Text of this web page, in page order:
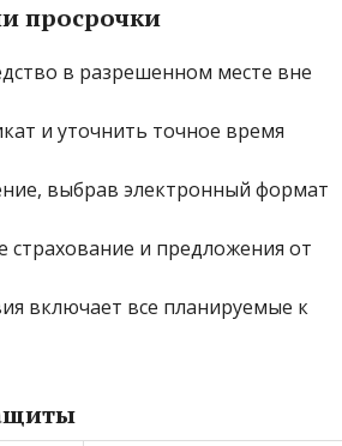
просрочки
в разрешенном месте вне
и уточнить точное время
выбрав электронный формат
и предложения от
включает все планируемые к